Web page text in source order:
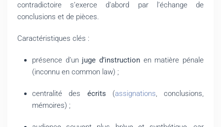
contradictoire s’exerce d’abord par l’échange de
conclusions et de pièces.
Caractéristiques clés :
présence d’un juge d’instruction en matière pénale
(inconnu en common law) ;
centralité des écrits (assignations, conclusions,
mémoires) ;